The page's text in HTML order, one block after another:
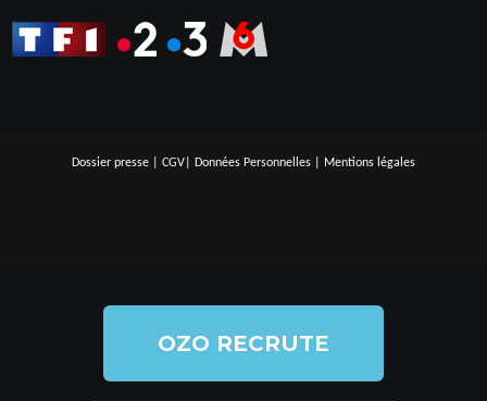
Dossier presse CGV Données Personnelles Mentions légales
OZO RECRUTE